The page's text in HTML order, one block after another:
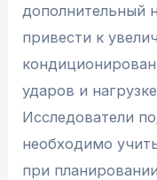
дополнительный
привести к
ударов и
Исследователи
необходимо
при